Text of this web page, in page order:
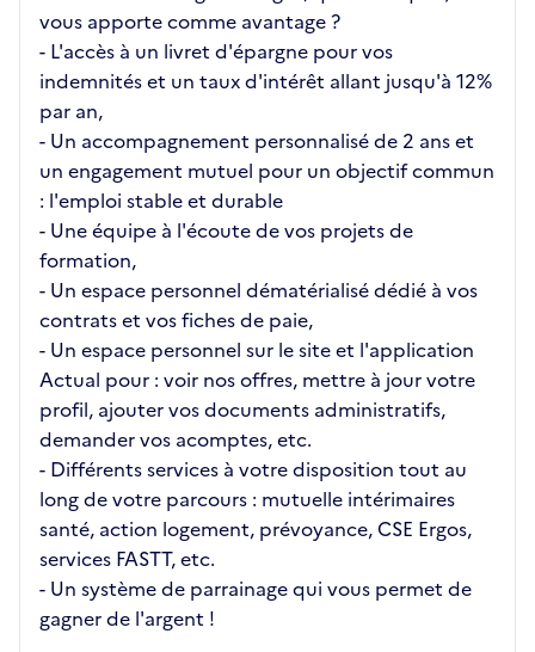
vous apporte comme avantage ?
- L'accès à un livret d'épargne pour vos
indemnités et un taux d'intérêt allant jusqu'à 12%
par an,
- Un accompagnement personnalisé de 2 ans et
un engagement mutuel pour un objectif commun
: l'emploi stable et durable
- Une équipe à l'écoute de vos projets de
formation,
- Un espace personnel dématérialisé dédié à vos
contrats et vos fiches de paie,
- Un espace personnel sur le site et l'application
Actual pour : voir nos offres, mettre à jour votre
profil, ajouter vos documents administratifs,
demander vos acomptes, etc.
- Différents services à votre disposition tout au
long de votre parcours : mutuelle intérimaires
santé, action logement, prévoyance, CSE Ergos,
services FASTT, etc.
- Un système de parrainage qui vous permet de
gagner de l'argent !